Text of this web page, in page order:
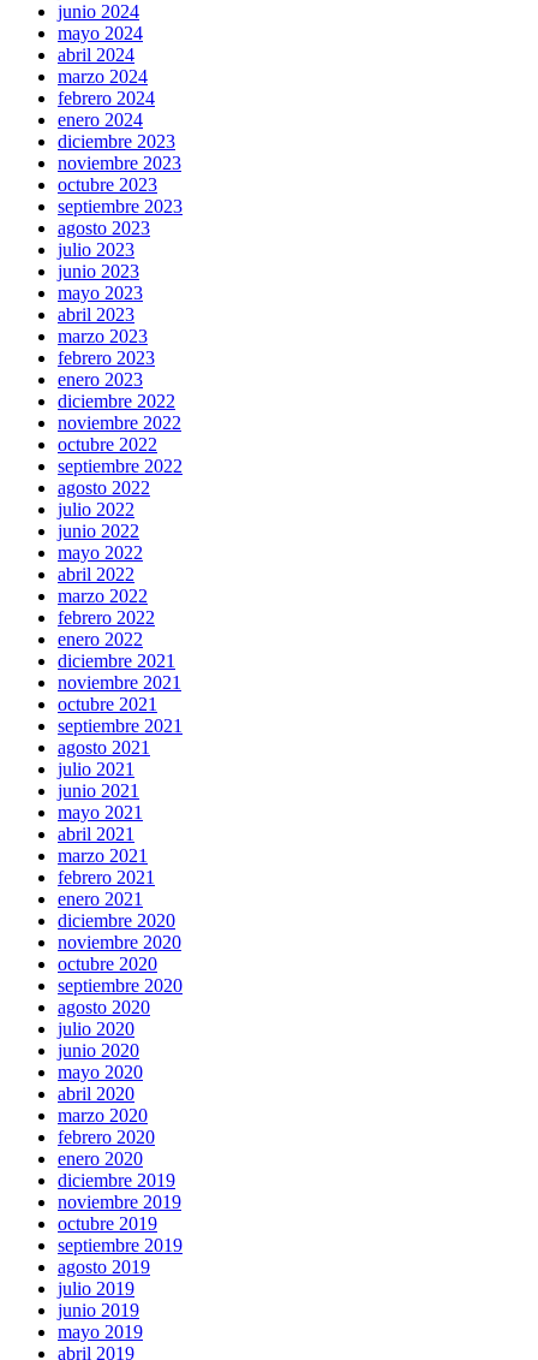
junio 2024
mayo 2024
abril 2024
marzo 2024
febrero 2024
enero 2024
diciembre 2023
noviembre 2023
octubre 2023
septiembre 2023
agosto 2023
julio 2023
junio 2023
mayo 2023
abril 2023
marzo 2023
febrero 2023
enero 2023
diciembre 2022
noviembre 2022
octubre 2022
septiembre 2022
agosto 2022
julio 2022
junio 2022
mayo 2022
abril 2022
marzo 2022
febrero 2022
enero 2022
diciembre 2021
noviembre 2021
octubre 2021
septiembre 2021
agosto 2021
julio 2021
junio 2021
mayo 2021
abril 2021
marzo 2021
febrero 2021
enero 2021
diciembre 2020
noviembre 2020
octubre 2020
septiembre 2020
agosto 2020
julio 2020
junio 2020
mayo 2020
abril 2020
marzo 2020
febrero 2020
enero 2020
diciembre 2019
noviembre 2019
octubre 2019
septiembre 2019
agosto 2019
julio 2019
junio 2019
mayo 2019
abril 2019